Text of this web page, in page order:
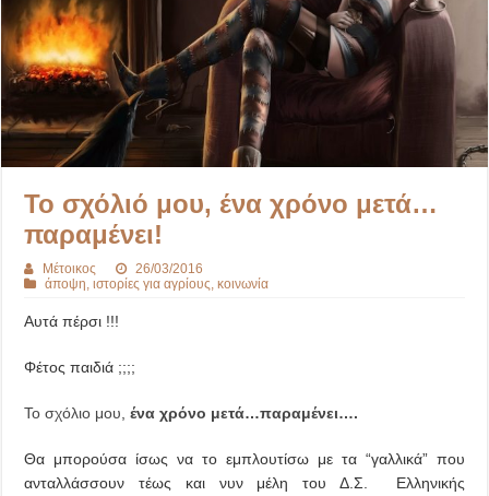
Το σχόλιό μου, ένα χρόνο μετά…
παραμένει!
Μέτοικος
26/03/2016
άποψη ,ιστορίες για αγρίους ,κοινωνία
Αυτά πέρσι !!!
Φέτος παιδιά ;;;;
Το σχόλιο μου ,ένα χρόνο μετά…παραμένει….
Θα μπορούσα ίσως να το εμπλουτίσω με τα “γαλλικά” που
ανταλλάσσουν τέως και νυν μέλη του Δ.Σ. Ελληνικής